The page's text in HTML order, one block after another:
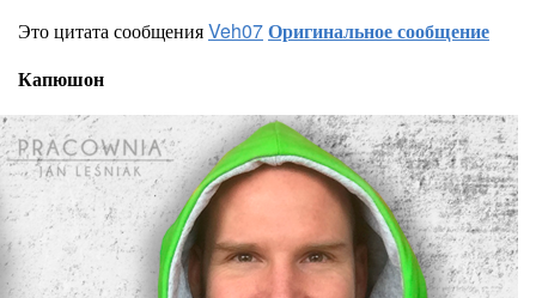
Это цитата сообщенияVeh07Оригинальное сообщение
Капюшон